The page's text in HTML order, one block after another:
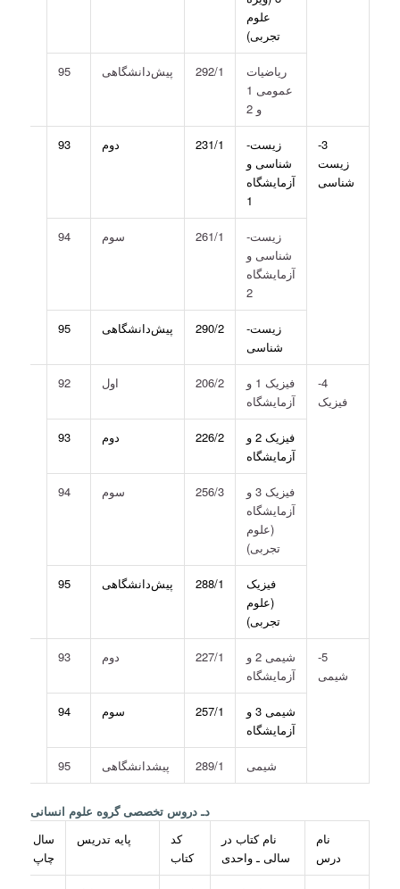
علوم
تجربی)
ریاضیات
عمومی 1
و 2
292/1 پیش‌دانشگاهی 95
3-
زیست
شناسی
زیست­
شناسی و
آزمایشگاه
1
231/1 دوم 93
زیست­
شناسی و
آزمایشگاه
2
261/1 سوم 94
زیست­
شناسی
290/2 پیش‌دانشگاهی 95
4-
فیزیک
فیزیک 1 و
آزمایشگاه
206/2 اول 92
فیزیک 2 و
آزمایشگاه
226/2 دوم 93
فیزیک 3 و
آزمایشگاه
(علوم
تجربی)
256/3 سوم 94
فیزیک
(علوم
تجربی)
288/1 پیش‌دانشگاهی 95
5-
شیمی
شیمی 2 و
آزمایشگاه
227/1 دوم 93
شیمی 3 و
آزمایشگاه
257/1 سوم 94
شیمی 289/1 پیش­دانشگاهی 95
دـ دروس تخصصی گروه علوم انسانی
نام
درس
نام کتاب در
سالی ـ واحدی
کد
کتاب
پایه تدریس
سال
چاپ